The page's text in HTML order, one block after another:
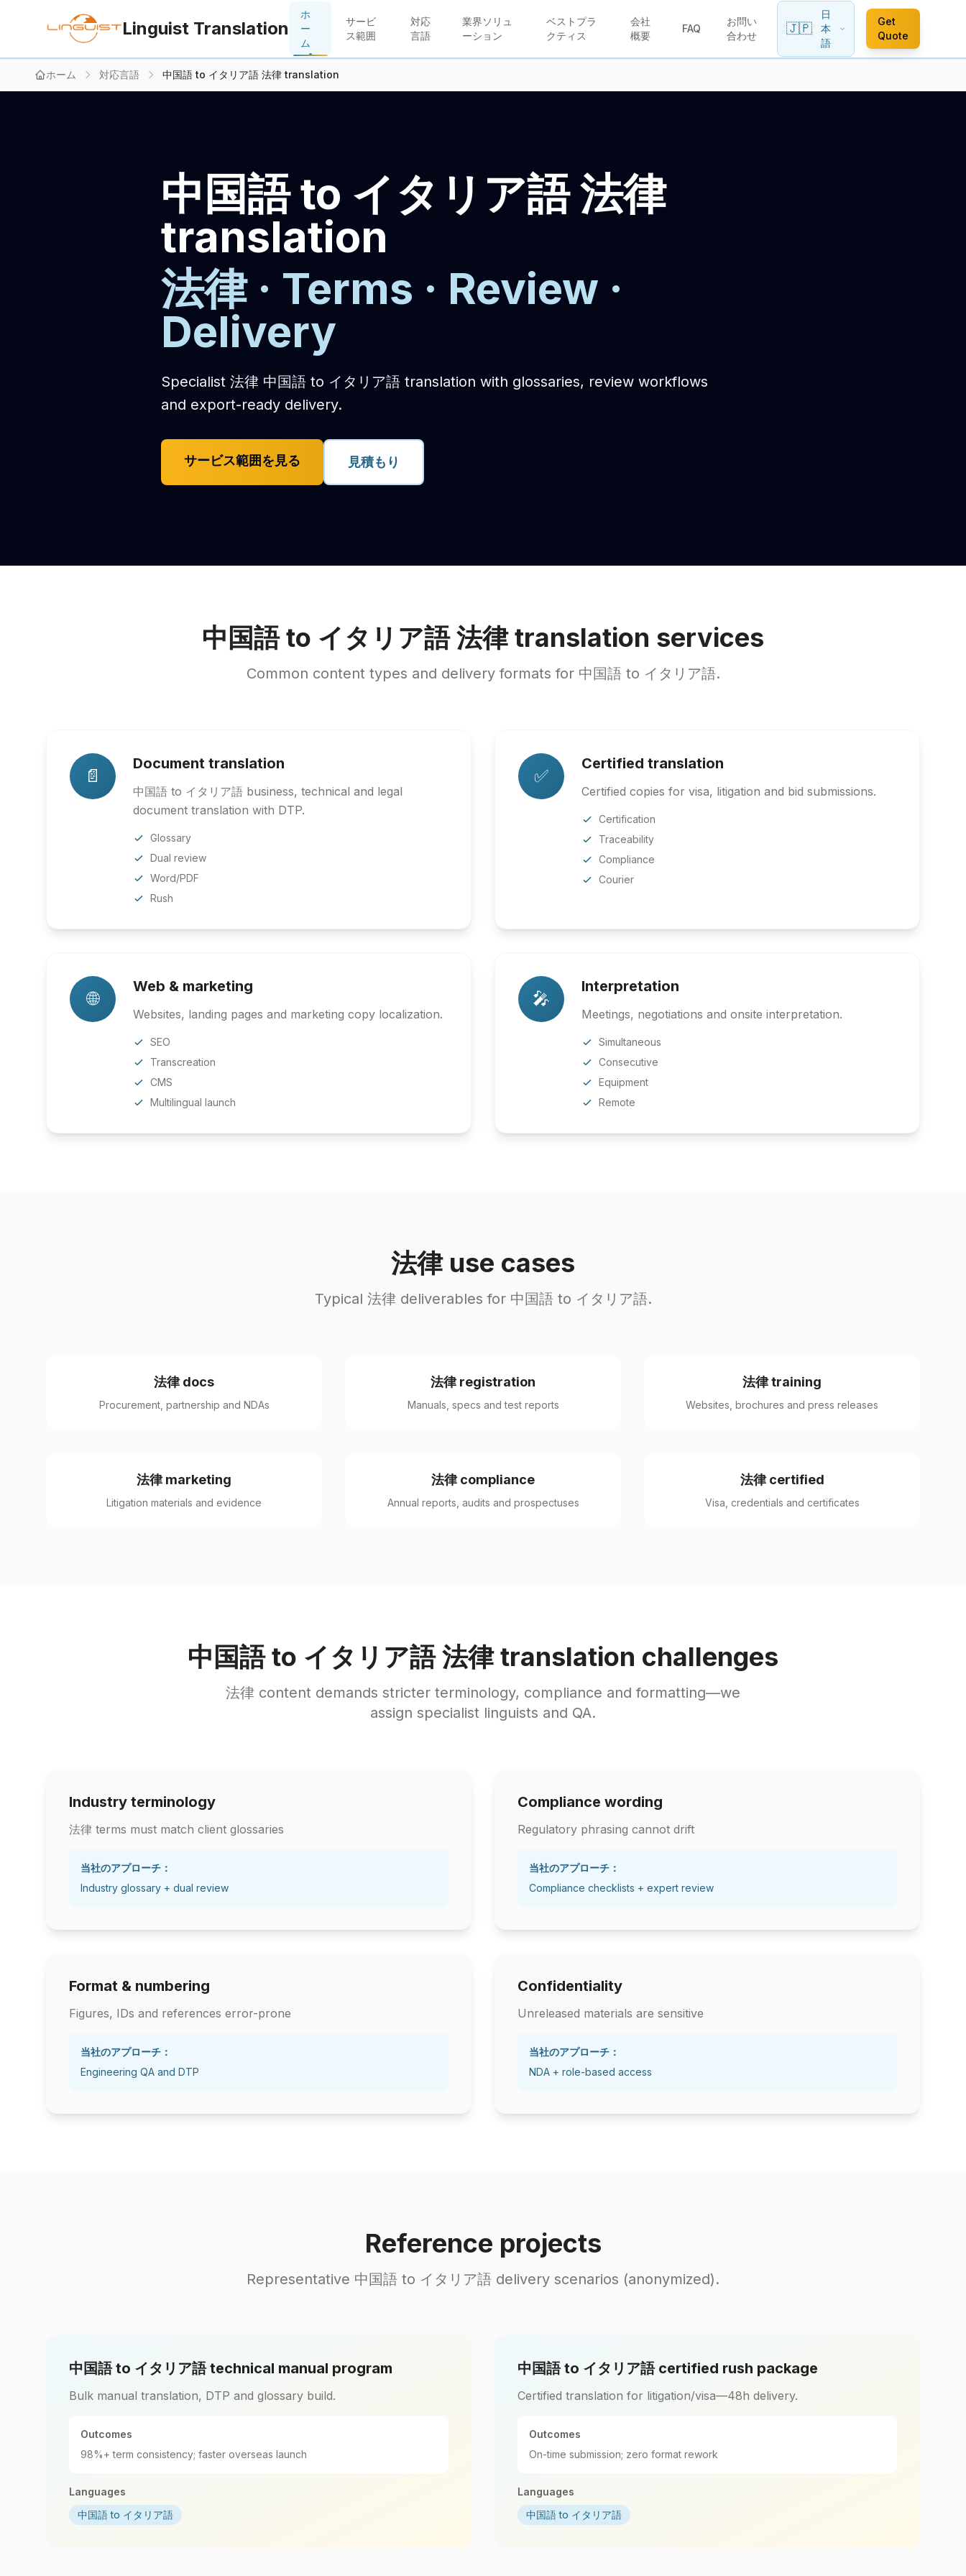
Linguist Translation
ホ
ー
ム
サービ
ス範囲
対応
言語
業界ソリュ
ーション
ベストプラ
クティス
会社
概要
FAQ
お問い
合わせ
🇯🇵
日
本
語
Get
Quote
ホーム 対応言語 中国語 to イタリア語 法律 translation
中国語 to イタリア語 法律
translation
法律 · Terms · Review ·
Delivery
Specialist 法律 中国語 to イタリア語 translation with glossaries, review workflows
and export-ready delivery.
サービス範囲を見る 見積もり
中国語 to イタリア語 法律 translation services
Common content types and delivery formats for 中国語 to イタリア語.
📄
Document translation
中国語 to イタリア語 business, technical and legal
document translation with DTP.
Glossary
Dual review
Word/PDF
Rush
✅
Certified translation
Certified copies for visa, litigation and bid submissions.
Certification
Traceability
Compliance
Courier
🌐
Web & marketing
Websites, landing pages and marketing copy localization.
SEO
Transcreation
CMS
Multilingual launch
🎤
Interpretation
Meetings, negotiations and onsite interpretation.
Simultaneous
Consecutive
Equipment
Remote
法律 use cases
Typical 法律 deliverables for 中国語 to イタリア語.
法律 docs
Procurement, partnership and NDAs
法律 registration
Manuals, specs and test reports
法律 training
Websites, brochures and press releases
法律 marketing
Litigation materials and evidence
法律 compliance
Annual reports, audits and prospectuses
法律 certified
Visa, credentials and certificates
中国語 to イタリア語 法律 translation challenges
法律 content demands stricter terminology, compliance and formatting—we
assign specialist linguists and QA.
Industry terminology
法律 terms must match client glossaries
当社のアプローチ：
Industry glossary + dual review
Compliance wording
Regulatory phrasing cannot drift
当社のアプローチ：
Compliance checklists + expert review
Format & numbering
Figures, IDs and references error-prone
当社のアプローチ：
Engineering QA and DTP
Confidentiality
Unreleased materials are sensitive
当社のアプローチ：
NDA + role-based access
Reference projects
Representative 中国語 to イタリア語 delivery scenarios (anonymized).
中国語 to イタリア語 technical manual program
Bulk manual translation, DTP and glossary build.
Outcomes
98%+ term consistency; faster overseas launch
Languages
中国語 to イタリア語
中国語 to イタリア語 certified rush package
Certified translation for litigation/visa—48h delivery.
Outcomes
On-time submission; zero format rework
Languages
中国語 to イタリア語